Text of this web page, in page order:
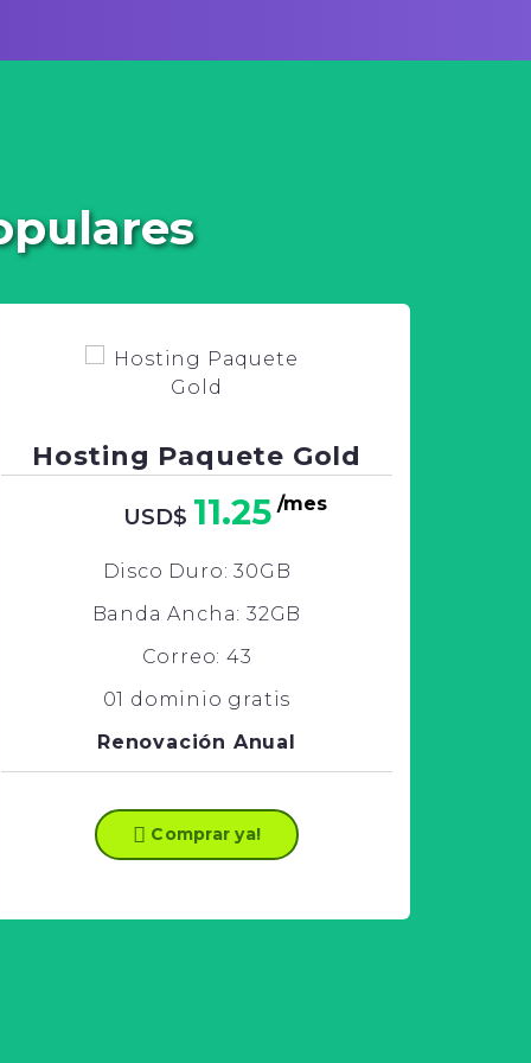
El registro se realizó con éxito, nueva cuenta
HIDROQUIMICA COLOR E.I.R.L.
Migración con éxito cuenta EEMERSON S.A.C.
Migración con éxito cuenta BVG PRODUCTS
Se registro la nueva cuenta A & G
TRANSPORTE Y COMERCIALIZACION S.R.L.
SECURITY SA.C
El registro se realizó con éxito, nueva cuenta R
Hosting Paquete Gold
USD$ 11.25 /mes
Disco Duro: 30GB
Banda Ancha: 32GB
Correo: 43
01 dominio gratis
Renovación Anual
Comprar ya!